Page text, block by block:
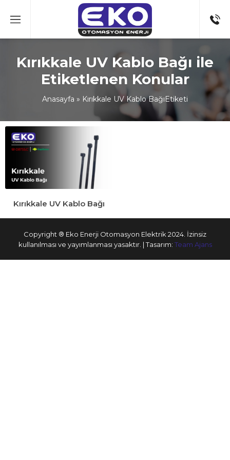
Kırıkkale UV Kablo Bağı ile
Etiketlenen Konular
Anasayfa » Kırıkkale UV Kablo BağıEtiketi
Kırıkkale UV Kablo Bağı
Copyright ® Eko Enerji Otomasyon Elektrik 2024. İzinsiz
kullanılması ve yayımlanması yasaktır. | Tasarım: Team Ajans